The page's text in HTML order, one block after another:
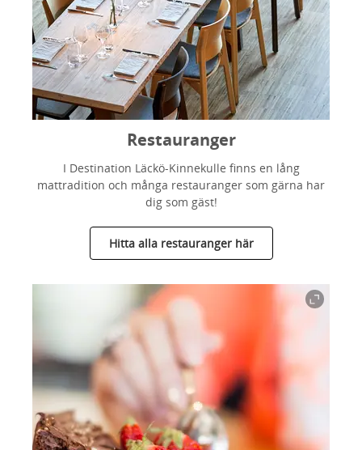
Restauranger
I Destination Läckö-Kinnekulle finns en lång
mattradition och många restauranger som gärna har
dig som gäst!
Hitta alla restauranger här